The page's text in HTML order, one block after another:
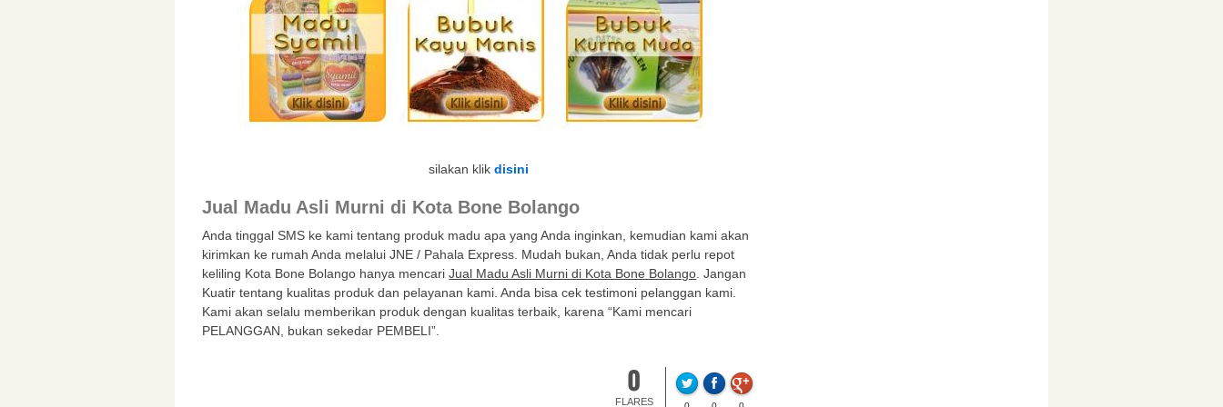
silakan klik disini
Jual Madu Asli Murni di Kota Bone Bolango
Anda tinggal SMS ke kami tentang produk madu apa yang Anda inginkan, kemudian kami akan
kirimkan ke rumah Anda melalui JNE / Pahala Express. Mudah bukan, Anda tidak perlu repot
keliling Kota Bone Bolango hanya mencariJual Madu Asli Murni di Kota Bone Bolango . Jangan
Kuatir tentang kualitas produk dan pelayanan kami. Anda bisa cek testimoni pelanggan kami.
Kami akan selalu memberikan produk dengan kualitas terbaik, karena “Kami mencari
PELANGGAN, bukan sekedar PEMBELI”.
0
FLARES